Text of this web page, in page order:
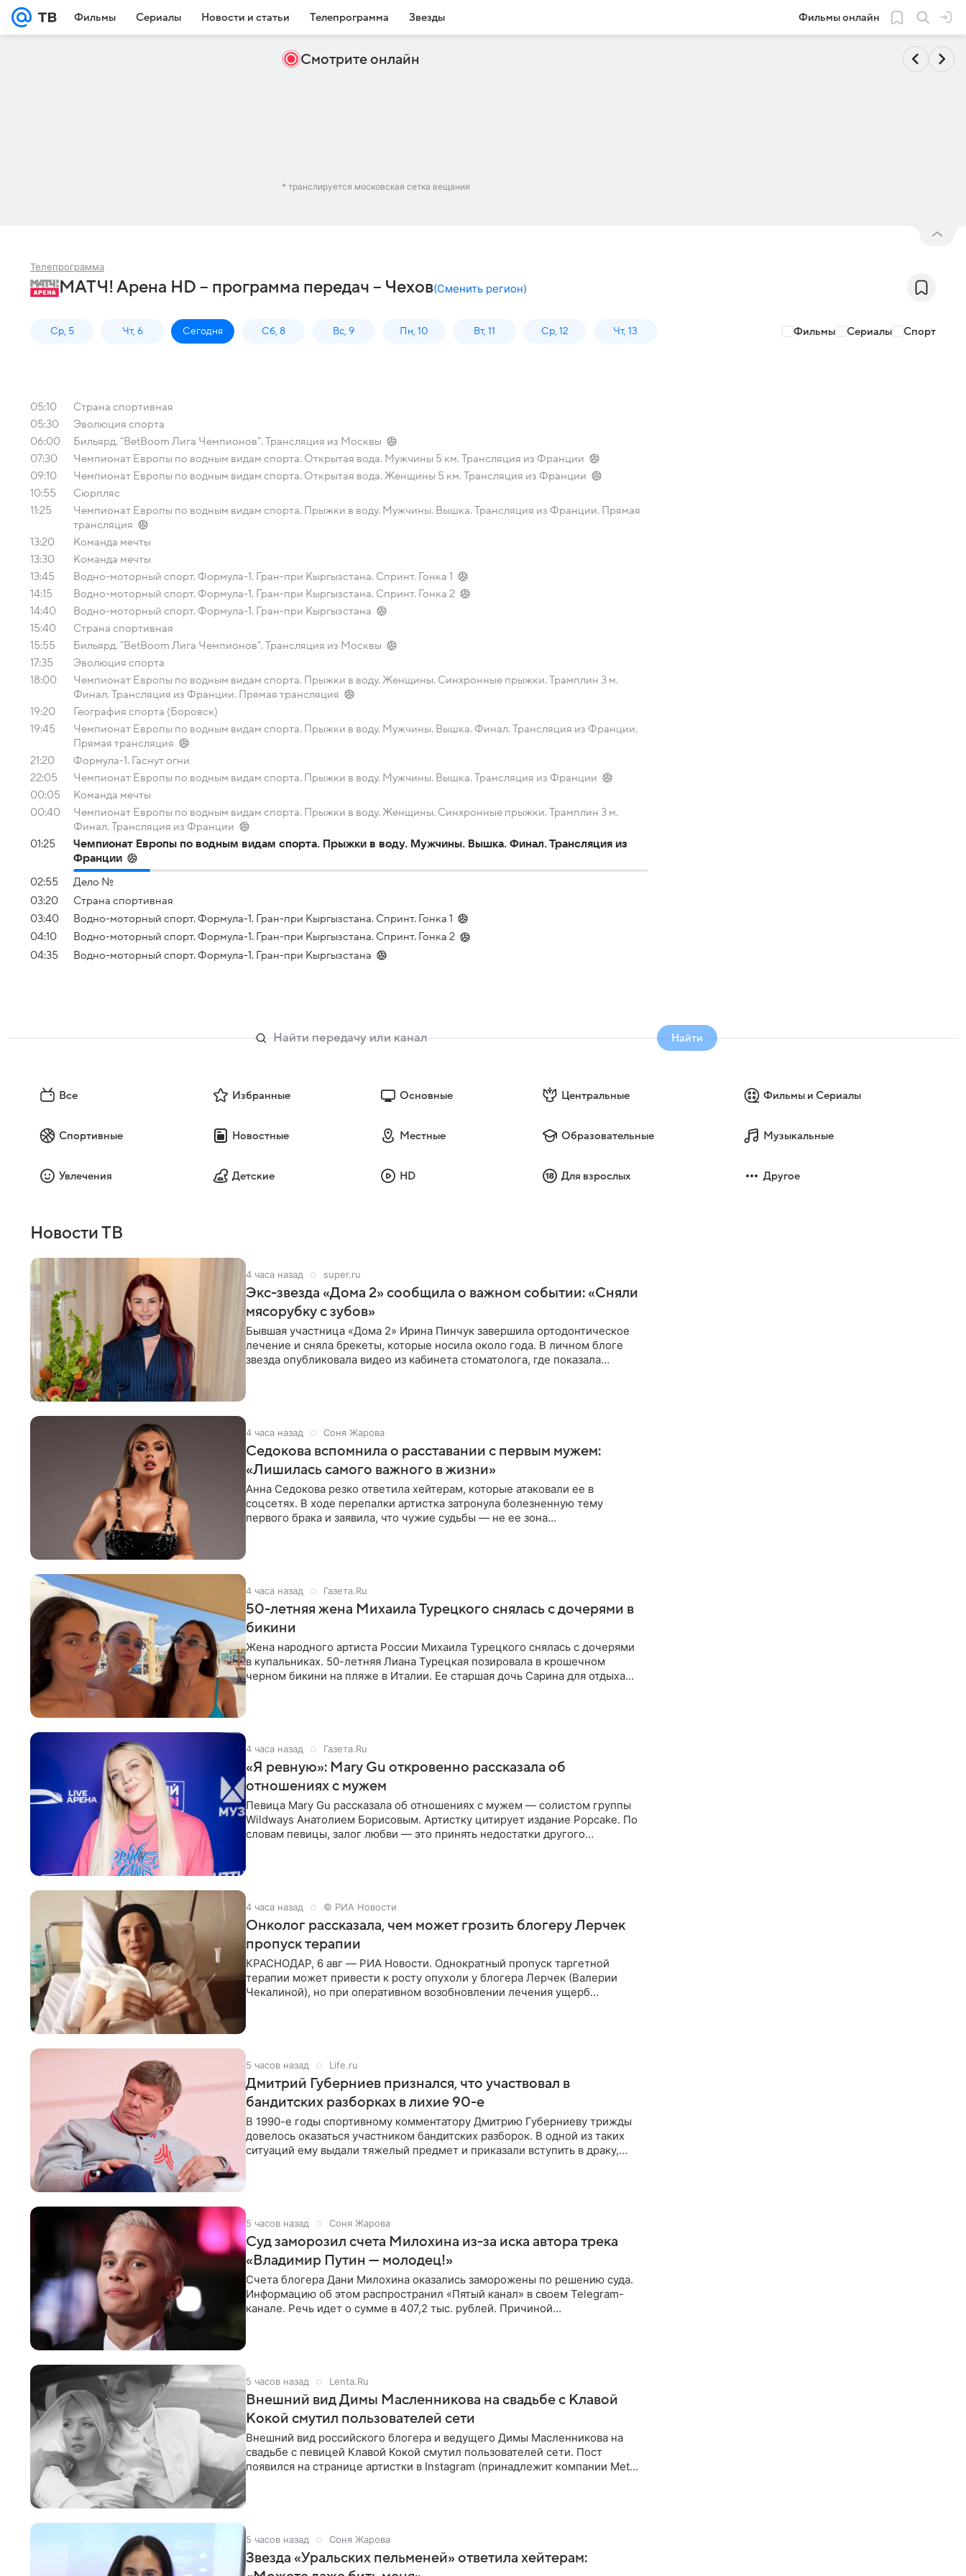
Фильмы Сериалы Новости и статьи Телепрограмма Звезды Фильмы онлайн
Смотрите онлайн
* транслируется московская сетка вещания
Телепрограмма
МАТЧ! Арена HD – программа передач – Чехов(Сменить регион)
Ср, 5 Чт, 6 Сегодня Сб, 8 Вс, 9 Пн, 10 Вт, 11 Ср, 12 Чт, 13 Фильмы Сериалы Спорт
05:10
Страна спортивная
05:30
Эволюция спорта
06:00
Бильярд. "BetBoom Лига Чемпионов". Трансляция из Москвы
07:30
Чемпионат Европы по водным видам спорта. Открытая вода. Мужчины 5 км. Трансляция из Франции
09:10
Чемпионат Европы по водным видам спорта. Открытая вода. Женщины 5 км. Трансляция из Франции
10:55
Сюрпляс
11:25
Чемпионат Европы по водным видам спорта. Прыжки в воду. Мужчины. Вышка. Трансляция из Франции. Прямая
трансляция
13:20
Команда мечты
13:30
Команда мечты
13:45
Водно-моторный спорт. Формула-1. Гран-при Кыргызстана. Спринт. Гонка 1
14:15
Водно-моторный спорт. Формула-1. Гран-при Кыргызстана. Спринт. Гонка 2
14:40
Водно-моторный спорт. Формула-1. Гран-при Кыргызстана
15:40
Страна спортивная
15:55
Бильярд. "BetBoom Лига Чемпионов". Трансляция из Москвы
17:35
Эволюция спорта
18:00
Чемпионат Европы по водным видам спорта. Прыжки в воду. Женщины. Синхронные прыжки. Трамплин 3 м.
Финал. Трансляция из Франции. Прямая трансляция
19:20
География спорта (Боровск)
19:45
Чемпионат Европы по водным видам спорта. Прыжки в воду. Мужчины. Вышка. Финал. Трансляция из Франции.
Прямая трансляция
21:20
Формула-1. Гаснут огни
22:05
Чемпионат Европы по водным видам спорта. Прыжки в воду. Мужчины. Вышка. Трансляция из Франции
00:05
Команда мечты
00:40
Чемпионат Европы по водным видам спорта. Прыжки в воду. Женщины. Синхронные прыжки. Трамплин 3 м.
Финал. Трансляция из Франции
01:25
Чемпионат Европы по водным видам спорта. Прыжки в воду. Мужчины. Вышка. Финал. Трансляция из
Франции
02:55
Дело №
03:20
Страна спортивная
03:40
Водно-моторный спорт. Формула-1. Гран-при Кыргызстана. Спринт. Гонка 1
04:10
Водно-моторный спорт. Формула-1. Гран-при Кыргызстана. Спринт. Гонка 2
04:35
Водно-моторный спорт. Формула-1. Гран-при Кыргызстана
Найти
Все Избранные Основные Центральные Фильмы и Сериалы
Спортивные Новостные Местные Образовательные Музыкальные
Увлечения Детские HD Для взрослых Другое
Новости ТВ
4 часа назад super.ru
Экс-звезда «Дома 2» сообщила о важном событии: «Сняли
мясорубку с зубов»
Бывшая участница «Дома 2» Ирина Пинчук завершила ортодонтическое
лечение и сняла брекеты, которые носила около года. В личном блоге
звезда опубликовала видео из кабинета стоматолога, где показала
4 часа назад Соня Жарова
Седокова вспомнила о расставании с первым мужем:
«Лишилась самого важного в жизни»
Анна Седокова резко ответила хейтерам, которые атаковали ее в
соцсетях. В ходе перепалки артистка затронула болезненную тему
первого брака и заявила, что чужие судьбы — не ее зона
4 часа назад Газета.Ru
50-летняя жена Михаила Турецкого снялась с дочерями в
бикини
Жена народного артиста России Михаила Турецкого снялась с дочерями
в купальниках. 50-летняя Лиана Турецкая позировала в крошечном
черном бикини на пляже в Италии. Ее старшая дочь Сарина для отдыха
4 часа назад Газета.Ru
«Я ревную»: Mary Gu откровенно рассказала об
отношениях с мужем
Певица Mary Gu рассказала об отношениях с мужем — солистом группы
Wildways Анатолием Борисовым. Артистку цитирует издание Popcake. По
словам певицы, залог любви — это принять недостатки другого
4 часа назад © РИА Новости
Онколог рассказала, чем может грозить блогеру Лерчек
пропуск терапии
КРАСНОДАР, 6 авг — РИА Новости. Однократный пропуск таргетной
терапии может привести к росту опухоли у блогера Лерчек (Валерии
Чекалиной), но при оперативном возобновлении лечения ущерб
5 часов назад Life.ru
Дмитрий Губерниев признался, что участвовал в
бандитских разборках в лихие 90-е
В 1990-е годы спортивному комментатору Дмитрию Губерниеву трижды
довелось оказаться участником бандитских разборок. В одной из таких
ситуаций ему выдали тяжелый предмет и приказали вступить в драку,
5 часов назад Соня Жарова
Суд заморозил счета Милохина из-за иска автора трека
«Владимир Путин — молодец!»
Счета блогера Дани Милохина оказались заморожены по решению суда.
Информацию об этом распространил «Пятый канал» в своем Telegram-
канале. Речь идет о сумме в 407,2 тыс. рублей. Причиной
5 часов назад Lenta.Ru
Внешний вид Димы Масленникова на свадьбе с Клавой
Кокой смутил пользователей сети
Внешний вид российского блогера и ведущего Димы Масленникова на
свадьбе с певицей Клавой Кокой смутил пользователей сети. Пост
появился на странице артистки в Instagram (принадлежит компании Meta,
5 часов назад Соня Жарова
Звезда «Уральских пельменей» ответила хейтерам: